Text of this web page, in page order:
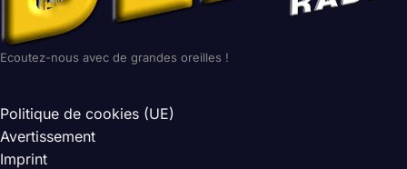
Ecoutez-nous avec de grandes oreilles !
Politique de cookies (UE)
Avertissement
Imprint